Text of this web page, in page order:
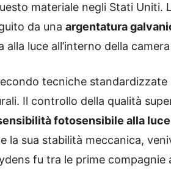
materiale negli Stati Uniti.
da una argentatura
luce all’interno della
tecniche standardizzate
Il controllo della qualità
fotosensibile alla luce
la sua stabilità meccanica,
fu tra le prime